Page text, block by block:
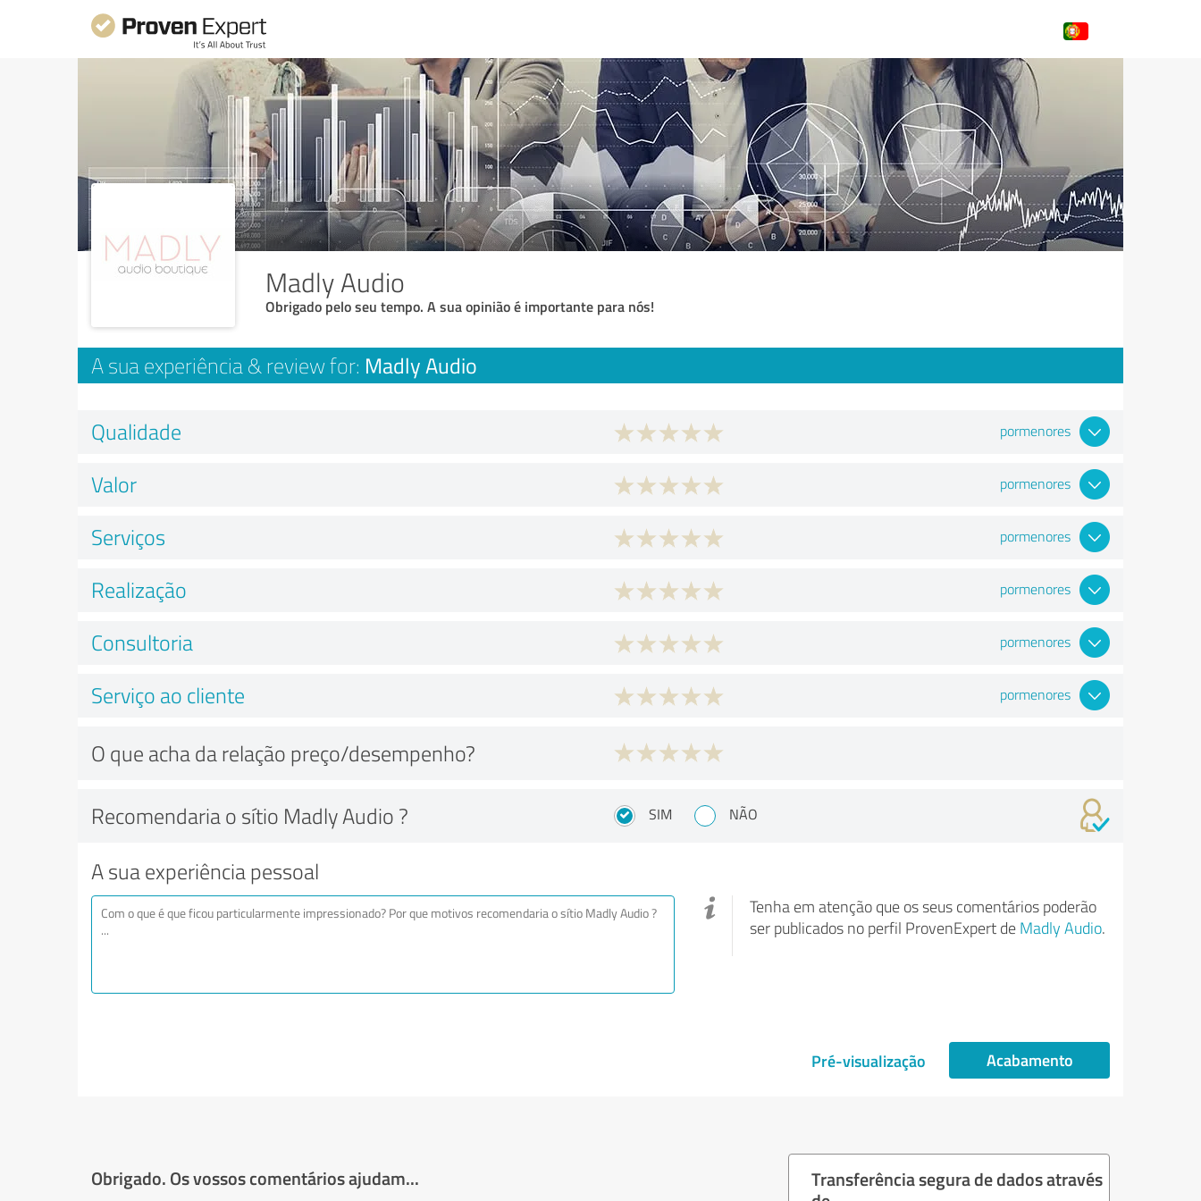
Madly Audio
Obrigado pelo seu tempo. A sua opinião é importante para nós!
A sua experiência & review for: Madly Audio
Qualidade pormenores
Valor pormenores
Serviços pormenores
Realização pormenores
Consultoria pormenores
Serviço ao cliente pormenores
O que acha da relação preço/desempenho?
Recomendaria o sítio Madly Audio ? SIM NÃO
A sua experiência pessoal
Tenha em atenção que os seus comentários poderão
ser publicados no perfil ProvenExpert de Madly Audio.
Pré-visualização Acabamento
Obrigado. Os vossos comentários ajudam...
Transferência segura de dados através